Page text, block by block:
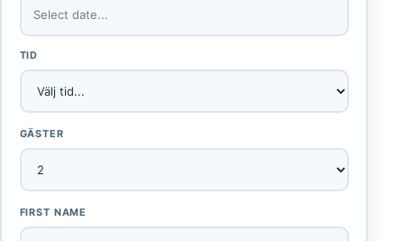
TID
GÄSTER
FIRST NAME